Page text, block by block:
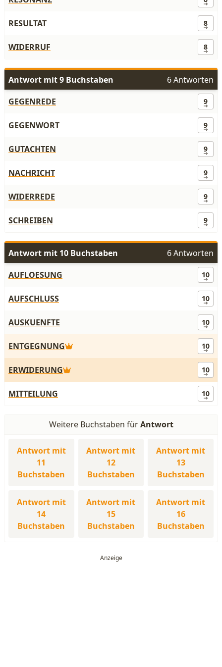
RESULTAT 8
WIDERRUF 8
Antwort mit 9 Buchstaben
6 Antworten
GEGENREDE
9
GEGENWORT 9
GUTACHTEN 9
NACHRICHT 9
WIDERREDE 9
SCHREIBEN 9
Antwort mit 10 Buchstaben
6 Antworten
AUFLOESUNG
10
AUFSCHLUSS 10
AUSKUENFTE 10
ENTGEGNUNG 10
ERWIDERUNG 10
MITTEILUNG 10
Weitere Buchstaben fürAntwort
Antwort mit
11
Buchstaben
Antwort mit
12
Buchstaben
Antwort mit
13
Buchstaben
Antwort mit
14
Buchstaben
Antwort mit
15
Buchstaben
Antwort mit
16
Buchstaben